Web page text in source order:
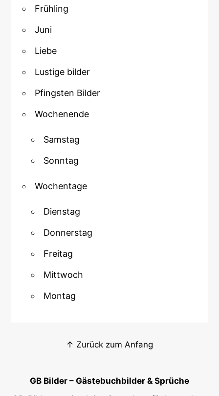
Frühling
Juni
Liebe
Lustige bilder
Pfingsten Bilder
Wochenende
Samstag
Sonntag
Wochentage
Dienstag
Donnerstag
Freitag
Mittwoch
Montag
↑ Zurück zum Anfang
GB Bilder – Gästebuchbilder & Sprüche